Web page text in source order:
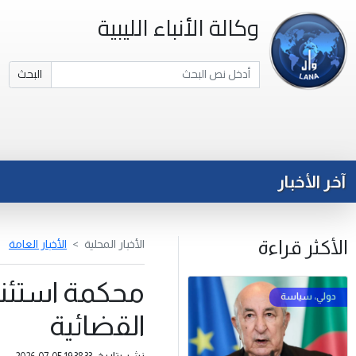
وكالة الأنباء الليبية
البحث
آخر الأخبار
الأكثر قراءة الأخبار المحلية الأخبار العامة
محكمة
القضائية